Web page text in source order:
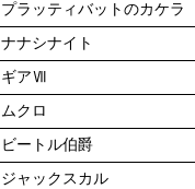
プラッティバットのカケラ
ナナシナイト
ギアⅦ
ムクロ
ビートル伯爵
ジャックスカル